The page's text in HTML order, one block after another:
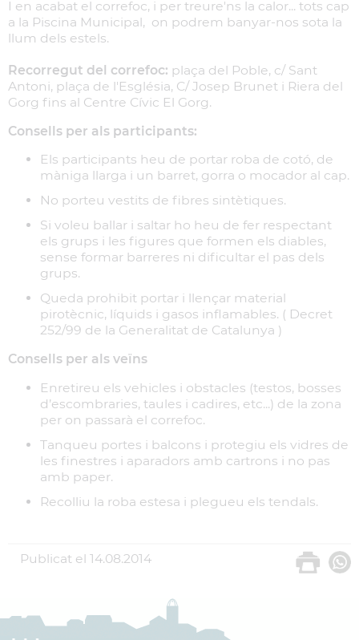
I en acabat el correfoc, i per treure'ns la calor... tots cap
a la Piscina Municipal, on podrem banyar-nos sota la
llum dels estels.
Recorregut del correfoc: plaça del Poble, c/ Sant
Antoni, plaça de l'Església, C/ Josep Brunet i Riera del
Gorg fins al Centre Cívic El Gorg.
Consells per als participants:
Els participants heu de portar roba de cotó, de
màniga llarga i un barret, gorra o mocador al cap.
No porteu vestits de fibres sintètiques.
Si voleu ballar i saltar ho heu de fer respectant
els grups i les figures que formen els diables,
sense formar barreres ni dificultar el pas dels
grups.
Queda prohibit portar i llençar material
pirotècnic, líquids i gasos inflamables. ( Decret
252/99 de la Generalitat de Catalunya )
Consells per als veïns
Enretireu els vehicles i obstacles (testos, bosses
d’escombraries, taules i cadires, etc...) de la zona
per on passarà el correfoc.
Tanqueu portes i balcons i protegiu els vidres de
les finestres i aparadors amb cartrons i no pas
amb paper.
Recolliu la roba estesa i plegueu els tendals.
Publicat el 14.08.2014